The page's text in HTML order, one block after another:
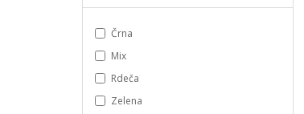
Črna
Mix
Rdeča
Zelena